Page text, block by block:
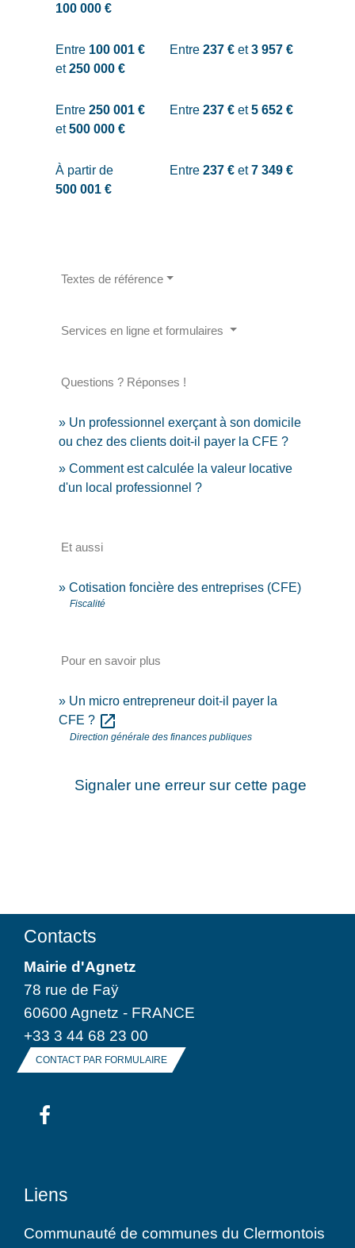
100 000 €
Entre 100 001 €
et250 000 €
Entre237 € et3 957 €
Entre250 001 €
et500 000 €
Entre237 € et5 652 €
À partir de
500 001 €
Entre237 € et7 349 €
Textes de référence
Services en ligne et formulaires
Questions ? Réponses !
Un professionnel exerçant à son domicile
ou chez des clients doit-il payer la CFE ?
Comment est calculée la valeur locative
d'un local professionnel ?
Et aussi
Cotisation foncière des entreprises (CFE)
Fiscalité
Pour en savoir plus
Un micro entrepreneur doit-il payer la
CFE ? open_in_new
Direction générale des finances publiques
Signaler une erreur sur cette page
Contacts
Mairie d'Agnetz
78 rue de Faÿ
60600 Agnetz - FRANCE
+33 3 44 68 23 00
CONTACT PAR FORMULAIRE
Liens
Communauté de communes du Clermontois